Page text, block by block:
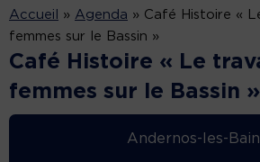
Accueil » Agenda » Café Histoire «
femmes sur le Bassin »
Café Histoire « Le
femmes sur le Bassin »
Andernos-les-